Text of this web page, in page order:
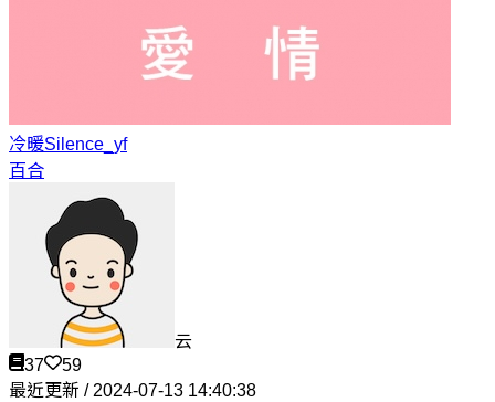
冷暖Silence_yf
百合
云
37
59
最近更新 / 2024-07-13 14:40:38